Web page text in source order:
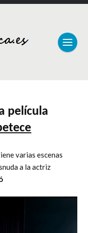
película
varias escenas
a la actriz